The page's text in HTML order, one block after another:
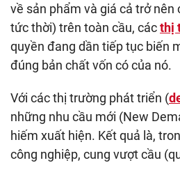
về sản phẩm và giá cả trở nên
tức thời) trên toàn cầu, cácthị
quyền đang dần tiếp tục biến
đúng bản chất vốn có của nó.
Với các thị trường phát triển (
những nhu cầu mới (New
hiếm xuất hiện. Kết quả là,
công nghiệp, cung vượt cầu